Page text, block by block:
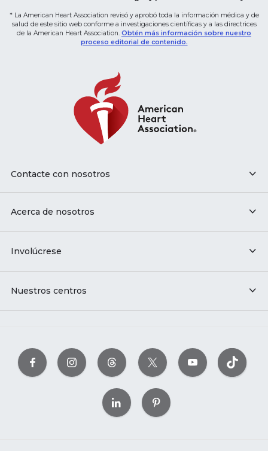
* La American Heart Association revisó y aprobó toda la información médica y de
salud de este sitio web conforme a investigaciones científicas y a las directrices
de la American Heart Association. Obtén más información sobre nuestro
proceso editorial de contenido.
Contacte con nosotros
Acerca de nosotros
Involúcrese
Nuestros centros